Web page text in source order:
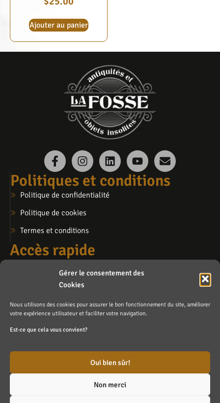
Gérer le consentement des
Cookies
Nous utilisons des cookies pour assurer le bon fonctionnement du site, améliorer
votre expérience utilisateur et faciliter votre navigation.
Est-ce que cela vous convient?
Oui bien sûr!
Non merci
Ajouter au panier
Politiques et conditions
Politique de confidentialité
Politique de cookies
Termes et conditions
Accès rapide
Ma liste de souhaits
Contactez-nous
info@lafosse.ca
Fait avec ❤️ parAgence Branding Inc